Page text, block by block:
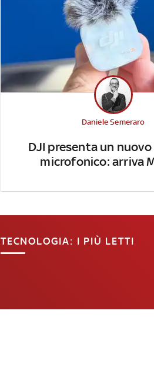
DJI presenta un
microfonico: arriva
Daniele Semeraro
TECNOLOGIA: I PIÙ LETTI